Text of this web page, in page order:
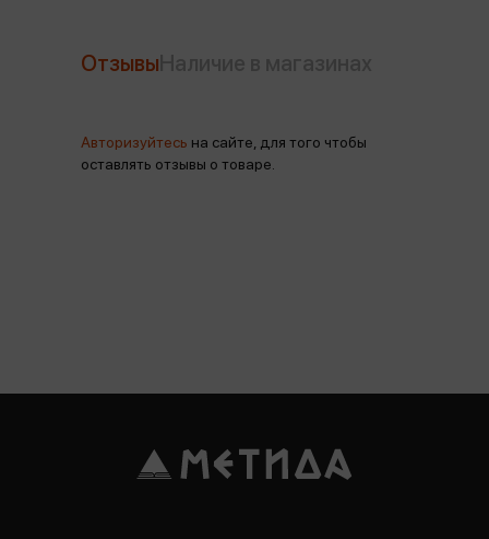
Отзывы
Авторизуйтесь на сайте, для того чтобы
оставлять отзывы о товаре.